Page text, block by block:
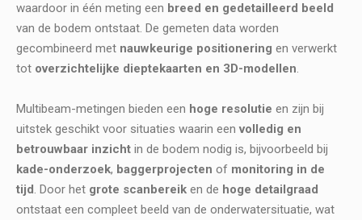
waardoor in één meting een breed en gedetailleerd beeld
van de bodem ontstaat. De gemeten data worden
gecombineerd met nauwkeurige positionering en verwerkt
tot overzichtelijke dieptekaarten en 3D-modellen.
Multibeam-metingen bieden een hoge resolutie en zijn bij
uitstek geschikt voor situaties waarin eenvolledig en
betrouwbaar inzicht in de bodem nodig is, bijvoorbeeld bij
kade-onderzoek, baggerprojecten of monitoring in de
tijd. Door het grote scanbereik en de hoge detailgraad
ontstaat een compleet beeld van de onderwatersituatie, wat